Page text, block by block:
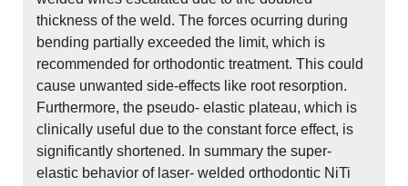
thickness of the weld. The forces ocurring during
bending partially exceeded the limit, which is
recommended for orthodontic treatment. This could
cause unwanted side-effects like root resorption.
Furthermore, the pseudo- elastic plateau, which is
clinically useful due to the constant force effect, is
significantly shortened. In summary the super-
elastic behavior of laser- welded orthodontic NiTi